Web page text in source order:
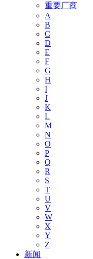
重要厂商
A
B
C
D
E
F
G
H
I
J
K
L
M
N
O
P
Q
R
S
T
U
V
W
X
Y
Z
新闻